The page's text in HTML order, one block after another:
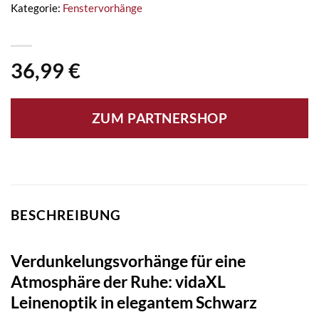
36,99 €
ZUM PARTNERSHOP
Kategorie: Fenstervorhänge
BESCHREIBUNG
Verdunkelungsvorhänge für eine
Atmosphäre der Ruhe: vidaXL
Leinenoptik in elegantem Schwarz